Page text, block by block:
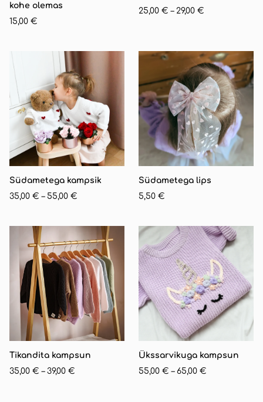
kohe olemas
15,00 €
25,00 € – 29,00 €
Südametega kampsik
35,00 € – 55,00 €
Südametega lips
5,50 €
Tikandita kampsun
35,00 € – 39,00 €
Ükssarvikuga kampsun
55,00 € – 65,00 €